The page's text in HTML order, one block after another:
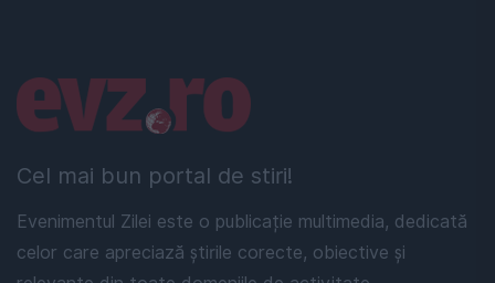
Cel mai bun portal de stiri!
Evenimentul Zilei este o publicație multimedia, dedicată
celor care apreciază știrile corecte, obiective și
Linkuri utile